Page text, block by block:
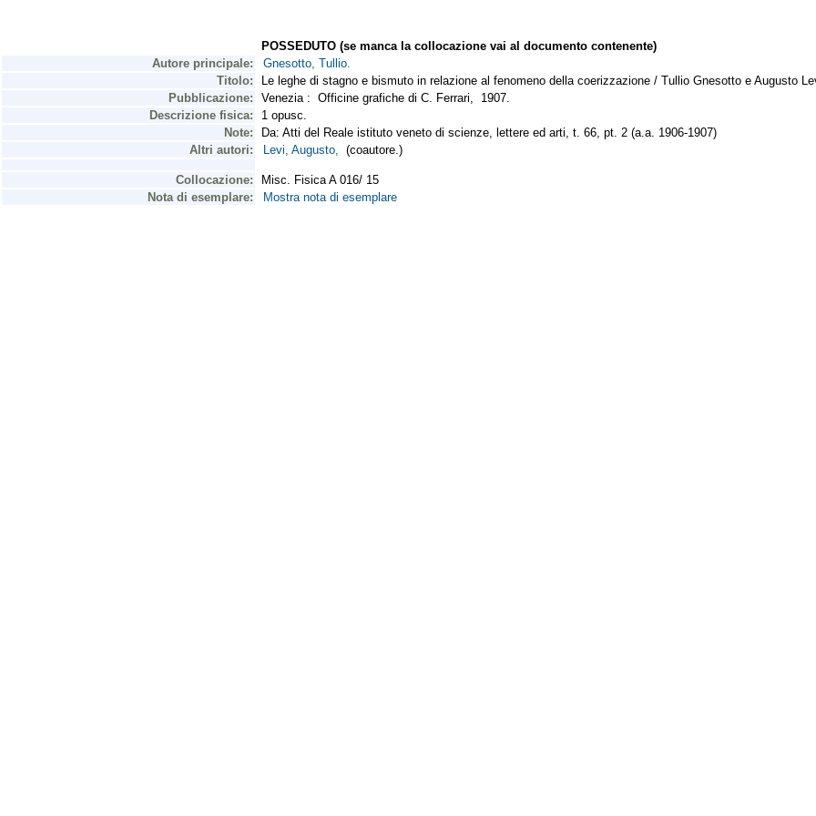
POSSEDUTO (se manca la collocazione vai al documento contenente)
Autore principale:
Gnesotto, Tullio.
Titolo:
Le leghe di stagno e bismuto in relazione al fenomeno della coerizzazione / Tullio Gnesotto e Augusto
Pubblicazione:
Venezia : Officine grafiche di C. Ferrari, 1907.
Descrizione fisica:
1 opusc.
Note:
Da: Atti del Reale istituto veneto di scienze, lettere ed arti, t. 66, pt. 2 (a.a. 1906-1907)
Altri autori:
Levi, Augusto, (coautore.)
Collocazione:
Misc. Fisica A 016/ 15
Nota di esemplare:
Mostra nota di esemplare